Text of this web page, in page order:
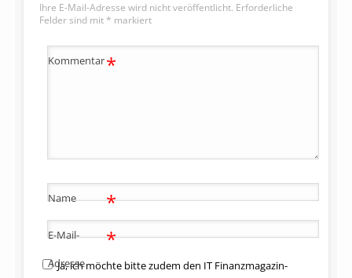
Ihre E-Mail-Adresse wird nicht veröffentlicht. Erforderliche
Felder sind mit * markiert
Kommentar*
Name *
E-Mail-
Adresse
*
Ja, ich möchte bitte zudem den IT Finanzmagazin-